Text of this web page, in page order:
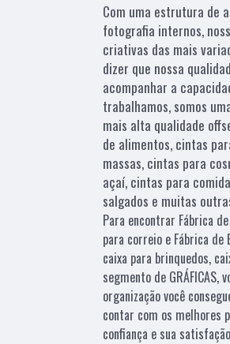
Com uma estrutura de
fotografia internos,
criativas das mais
dizer que nossa
acompanhar a
trabalhamos, somos
mais alta qualidade
de alimentos, cintas
massas, cintas para
açaí, cintas para
salgados e muitas
Para encontrar Fábrica
para correio e Fábrica de
caixa para brinquedos,
segmento de
organização você
contar com os melhores
confiança e sua